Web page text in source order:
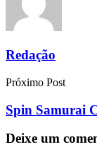
Redação
Próximo Post
Spin Samurai
Deixe um